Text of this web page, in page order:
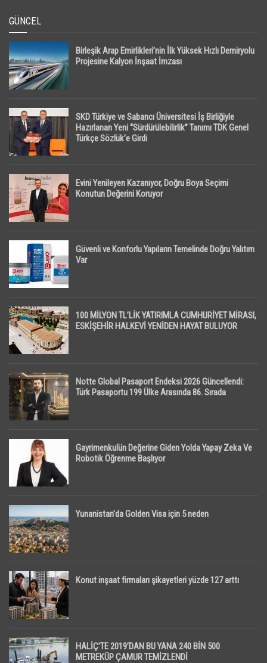
GÜNCEL
Birleşik Arap Emirlikleri’nin İlk Yüksek Hızlı Demiryolu
Projesine Kalyon İnşaat İmzası
SKD Türkiye ve Sabancı Üniversitesi İş Birliğiyle
Hazırlanan Yeni “Sürdürülebilirlik” Tanımı TDK Genel
Türkçe Sözlük’e Girdi
Evini Yenileyen Kazanıyor, Doğru Boya Seçimi
Konutun Değerini Koruyor
Güvenli ve Konforlu Yapıların Temelinde Doğru Yalıtım
Var
100 MİLYON TL’LİK YATIRIMLA CUMHURİYET MİRASI,
ESKİŞEHİR HALKEVİ YENİDEN HAYAT BULUYOR
Notte Global Pasaport Endeksi 2026 Güncellendi:
Türk Pasaportu 199 Ülke Arasında 86. Sırada
Gayrimenkulün Değerine Giden Yolda Yapay Zeka Ve
Robotik Öğrenme Başlıyor
Yunanistan’da Golden Visa için 5 neden
Konut inşaat firmaları şikayetleri yüzde 127 arttı
HALİÇ’TE 2019’DAN BU YANA 240 BİN 500
METREKÜP ÇAMUR TEMİZLENDİ